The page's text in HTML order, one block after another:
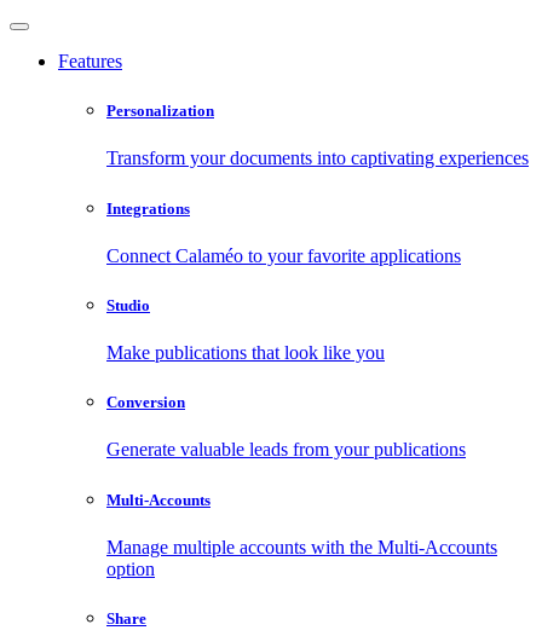
Features
Personalization
Transform your documents into captivating experiences
Integrations
Connect Calaméo to your favorite applications
Studio
Make publications that look like you
Conversion
Generate valuable leads from your publications
Multi-Accounts
Manage multiple accounts with the Multi-Accounts
option
Share